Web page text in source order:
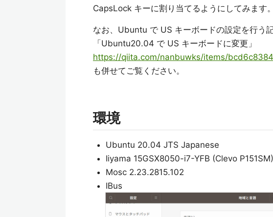
CapsLock キーに割り当てるようにしてみます。
なお、Ubuntu で US キーボードの設定を行う
「Ubuntu20.04 で US キーボードに変更」
https://qiita.com/nanbuwks/items/
も併せてご覧ください。
環境
Ubuntu 20.04 JTS Japanese
Iiyama 15GSX8050-i7-YFB (Clevo P151SM)
Mosc 2.23.2815.102
IBus